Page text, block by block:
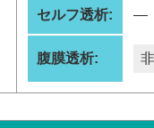
セルフ透析: ―
腹膜透析: